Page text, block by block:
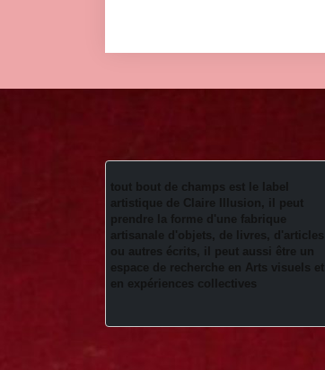
tout bout de champs est le label
artistique de Claire Illusion, il peut
prendre la forme d'une fabrique
artisanale d'objets, de livres, d'articles
ou autres écrits, il peut aussi être un
espace de recherche en Arts visuels et
en expériences collectives